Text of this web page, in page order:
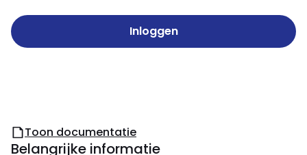
Inloggen
Toon documentatie
Belangrijke informatie